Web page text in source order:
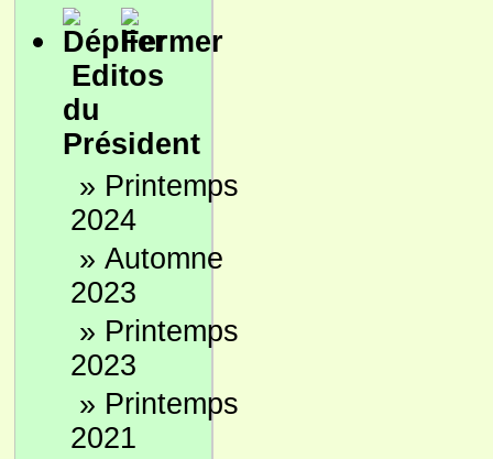
Editos
du
Président
» Printemps
2024
» Automne
2023
» Printemps
2023
» Printemps
2021